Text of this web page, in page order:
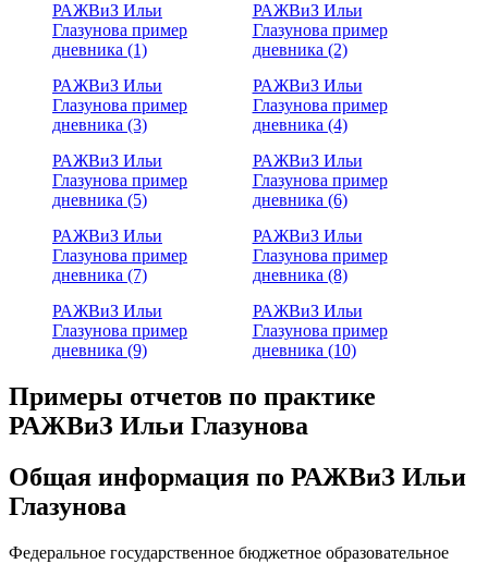
РАЖВиЗ Ильи
Глазунова пример
дневника (1)
РАЖВиЗ Ильи
Глазунова пример
дневника (2)
РАЖВиЗ Ильи
Глазунова пример
дневника (3)
РАЖВиЗ Ильи
Глазунова пример
дневника (4)
РАЖВиЗ Ильи
Глазунова пример
дневника (5)
РАЖВиЗ Ильи
Глазунова пример
дневника (6)
РАЖВиЗ Ильи
Глазунова пример
дневника (7)
РАЖВиЗ Ильи
Глазунова пример
дневника (8)
РАЖВиЗ Ильи
Глазунова пример
дневника (9)
РАЖВиЗ Ильи
Глазунова пример
дневника (10)
Примеры отчетов по практике
РАЖВиЗ Ильи Глазунова
Общая информация по РАЖВиЗ Ильи
Глазунова
Федеральное государственное бюджетное образовательное